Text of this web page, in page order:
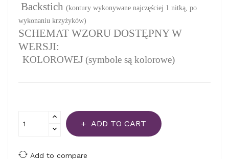
Backstich (kontury wykonywane najczęściej 1 nitką, po
wykonaniu krzyżyków)
SCHEMAT WZORU DOSTĘPNY W
WERSJI:
KOLOROWEJ (symbole są kolorowe)
ADD TO CART
Add to compare